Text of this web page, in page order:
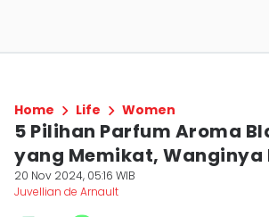
Home Life Women
5 Pilihan Parfum Aroma
yang Memikat, Wanginya
20 Nov 2024, 05:16 WIB
Juvellian de Arnault